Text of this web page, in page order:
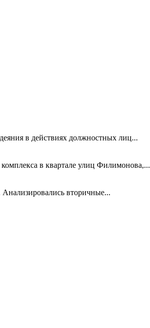
в действиях должностных лиц...
в квартале улиц Филимонова,...
вторичные...